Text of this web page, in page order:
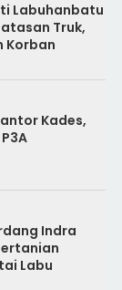
Labuhanbatu
Truk,
Korban
Kades,
Indra
Labu